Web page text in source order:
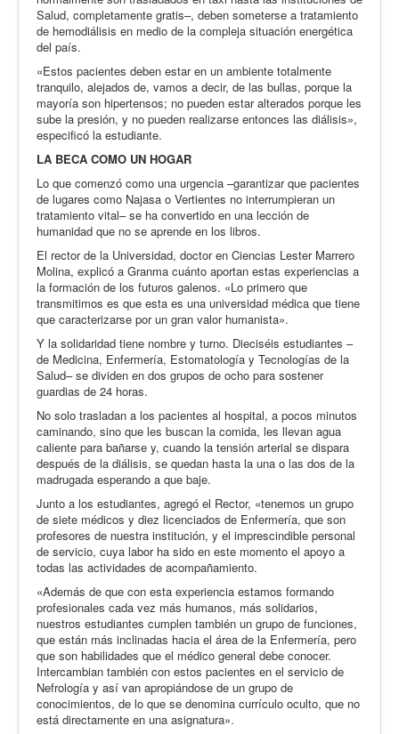
Salud, completamente gratis–, deben someterse a tratamiento
de hemodiálisis en medio de la compleja situación energética
del país.
«Estos pacientes deben estar en un ambiente totalmente
tranquilo, alejados de, vamos a decir, de las bullas, porque la
mayoría son hipertensos; no pueden estar alterados porque les
sube la presión, y no pueden realizarse entonces las diálisis»,
especificó la estudiante.
LA BECA COMO UN HOGAR
Lo que comenzó como una urgencia –garantizar que pacientes
de lugares como Najasa o Vertientes no interrumpieran un
tratamiento vital– se ha convertido en una lección de
humanidad que no se aprende en los libros.
El rector de la Universidad, doctor en Ciencias Lester Marrero
Molina, explicó a Granma cuánto aportan estas experiencias a
la formación de los futuros galenos. «Lo primero que
transmitimos es que esta es una universidad médica que tiene
que caracterizarse por un gran valor humanista».
Y la solidaridad tiene nombre y turno. Dieciséis estudiantes –
de Medicina, Enfermería, Estomatología y Tecnologías de la
Salud– se dividen en dos grupos de ocho para sostener
guardias de 24 horas.
No solo trasladan a los pacientes al hospital, a pocos minutos
caminando, sino que les buscan la comida, les llevan agua
caliente para bañarse y, cuando la tensión arterial se dispara
después de la diálisis, se quedan hasta la una o las dos de la
madrugada esperando a que baje.
Junto a los estudiantes, agregó el Rector, «tenemos un grupo
de siete médicos y diez licenciados de Enfermería, que son
profesores de nuestra institución, y el imprescindible personal
de servicio, cuya labor ha sido en este momento el apoyo a
todas las actividades de acompañamiento.
«Además de que con esta experiencia estamos formando
profesionales cada vez más humanos, más solidarios,
nuestros estudiantes cumplen también un grupo de funciones,
que están más inclinadas hacia el área de la Enfermería, pero
que son habilidades que el médico general debe conocer.
Intercambian también con estos pacientes en el servicio de
Nefrología y así van apropiándose de un grupo de
conocimientos, de lo que se denomina currículo oculto, que no
está directamente en una asignatura».